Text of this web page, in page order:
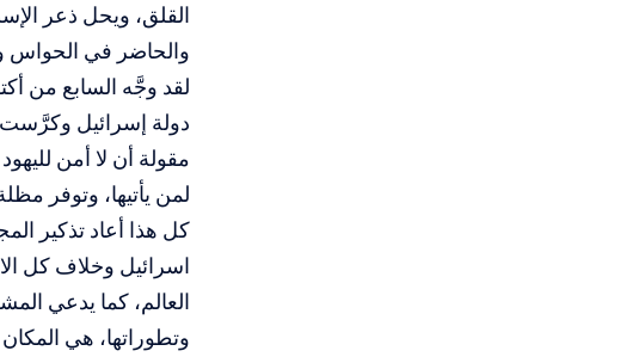
القلق، ويحل ذعر
والحاضر في الحواس
دولة إسرائيل وكرَّست
مقولة أن لا أمن
لمن يأتيها، وتوفر
كل هذا أعاد تذكير
اسرائيل وخلاف كل
العالم، كما يدعي
وتطوراتها، هي